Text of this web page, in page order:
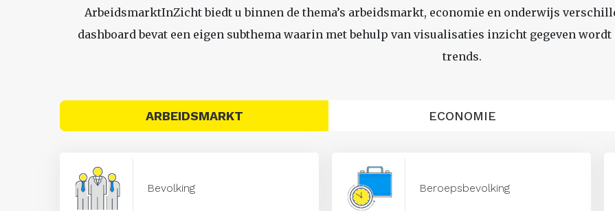
ArbeidsmarktInZicht biedt u binnen de thema’s arbeidsmarkt, economie en onderwijs
dashboard bevat een eigen subthema waarin met behulp van visualisaties inzicht gegeven
trends.
ARBEIDSMARKT ECONOMIE
Bevolking Beroepsbevolking